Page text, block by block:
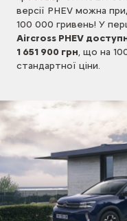
версії PHEV можна
100 000 гривень! У
Aircross PHEV
1 651 900 грн, що на
стандартної ціни.